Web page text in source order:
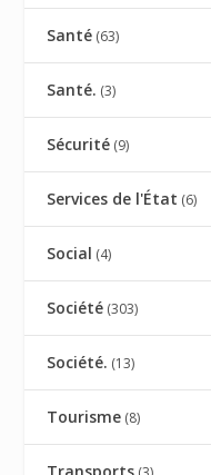
Santé (63)
Santé. (3)
Sécurité (9)
Services de l'État (6)
Social (4)
Société (303)
Société. (13)
Tourisme (8)